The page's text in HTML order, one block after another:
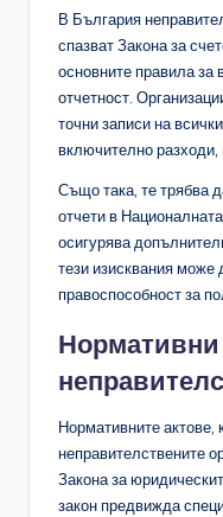
В България
спазват Закона за
основните правила за
отчетност.
точни записи на
включително разходи,
Също така, те трябва
отчети в
осигурява
тези изисквания може
правоспособност за
Нормативни
Нормативните актове,
неправителствените
Закона за
закон предвижда